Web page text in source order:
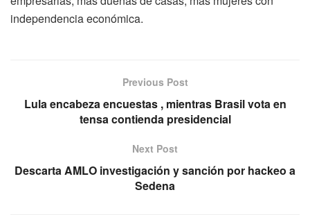
independencia económica.
Previous Post
Lula encabeza encuestas , mientras Brasil vota en
tensa contienda presidencial
Next Post
Descarta AMLO investigación y sanción por hackeo a
Sedena